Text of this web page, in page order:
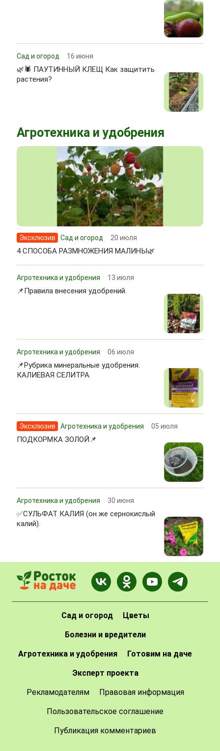
Сад и огород 16 июня
🌿🕷 ПАУТИННЫЙ КЛЕЩ Как защитить
растения?
Агротехника и удобрения
Эксклюзив Сад и огород 20 июля
4 СПОСОБА РАЗМНОЖЕНИЯ МАЛИНЫ🌿
Агротехника и удобрения 13 июля
📌Правила внесения удобрений.
Агротехника и удобрения 06 июля
📌Рубрика минеральные удобрения.
КАЛИЕВАЯ СЕЛИТРА.
Эксклюзив Агротехника и удобрения 05 июля
ПОДКОРМКА ЗОЛОЙ📌
Агротехника и удобрения 30 июня
✅СУЛЬФАТ КАЛИЯ (он же сернокислый
калий).
Сад и огород Цветы
Болезни и вредители
Агротехника и удобрения Готовим на даче
Эксперт проекта
Рекламодателям Правовая информация
Пользовательское соглашение
Публикация комментариев